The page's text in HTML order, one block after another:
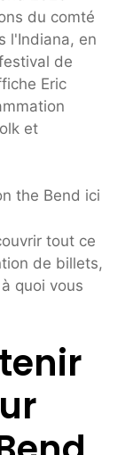
du comté
l'Indiana, en
de
Eric
et
the Bend ici
tout ce
de billets,
quoi vous